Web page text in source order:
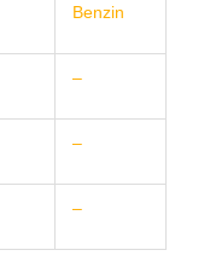
Benzin
–
–
–